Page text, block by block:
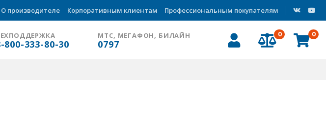
О производителе Корпоративным клиентам Профессиональным покупателям
800-333-80-30
МТС, МЕГАФОН, БИЛАЙН
0797
0 0